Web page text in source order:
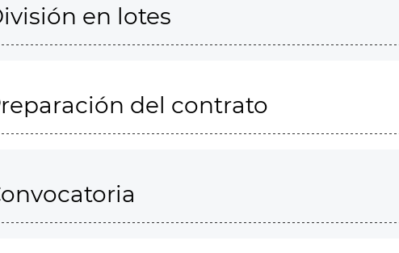
en lotes
del contrato